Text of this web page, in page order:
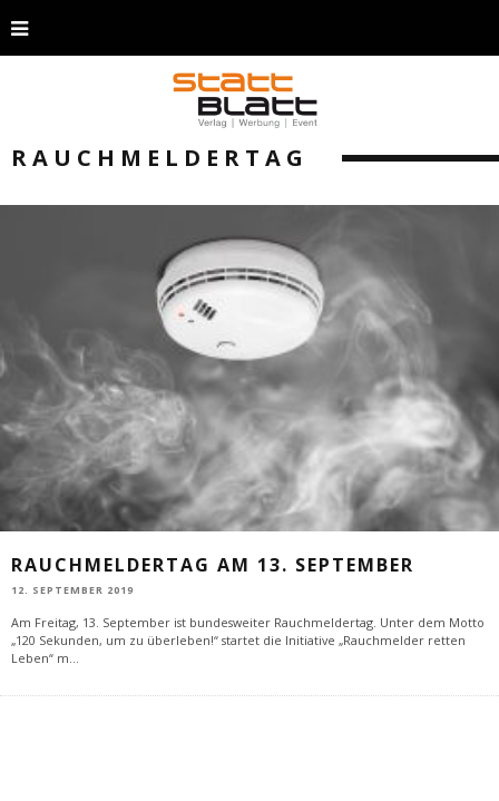
RAUCHMELDERTAG
RAUCHMELDERTAG AM 13. SEPTEMBER
12. SEPTEMBER 2019
Am Freitag, 13. September ist bundesweiter Rauchmeldertag. Unter dem Motto
„120 Sekunden, um zu überleben!“ startet die Initiative „Rauchmelder retten
Leben“ m...